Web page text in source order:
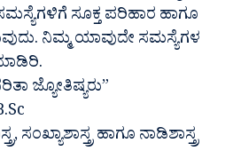
ಸೂಕ್ತ ಪರಿಹಾರ ಹಾಗೂ
ನಿಮ್ಮ ಯಾವುದೇ ಸಮಸ್ಯೆಗಳ
ಜ್ಯೋತಿಷ್ಯರು”
ಸಂಖ್ಯಾಶಾಸ್ತ್ರ ಹಾಗೂ ನಾಡಿಶಾಸ್ತ್ರ